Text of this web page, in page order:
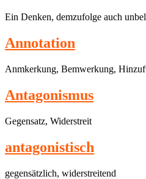
Ein Denken, demzufolge auch
Annotation
Anmkerkung, Bemwerkung,
Antagonismus
Gegensatz, Widerstreit
antagonistisch
gegensätzlich, widerstreitend